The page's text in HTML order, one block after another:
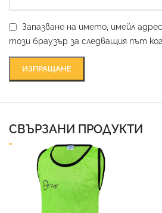
Запазване на името, имейл
този браузър за следващия път
СВЪРЗАНИ ПРОДУКТИ